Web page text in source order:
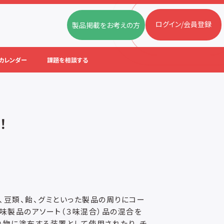
製品掲載をお考えの方 ログイン/会員登録
レンダー 課題を相談する
類、飴、グミといった製品の周りにコー
製品のアソート（３味混合）品の混合を